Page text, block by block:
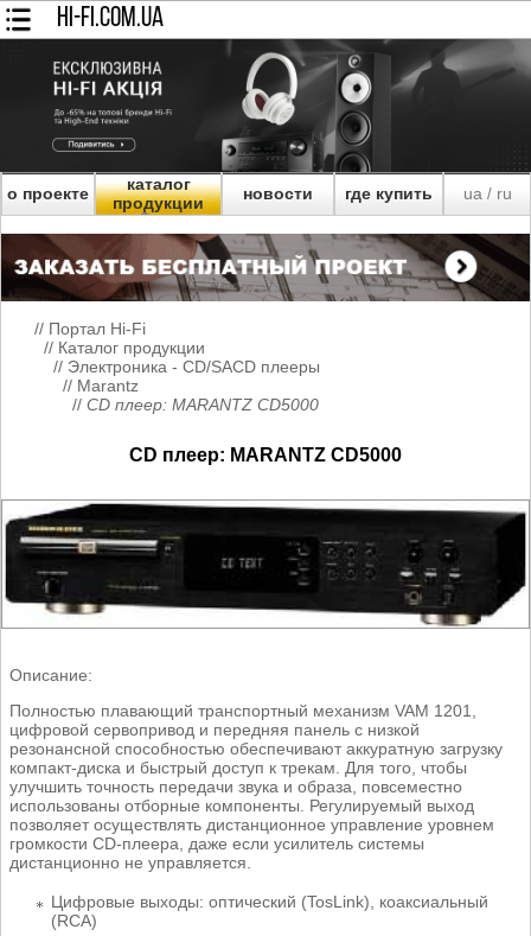
HI-FI.COM.UA
о проекте
каталог
продукции
новости где купить ua/ ru
// Портал Hi-Fi
// Каталог продукции
// Электроника - CD/SACD плееры
// Marantz
// CD плеер: MARANTZ CD5000
CD плеер: MARANTZ CD5000
Описание:
Полностью плавающий транспортный механизм VAM 1201,
цифровой сервопривод и передняя панель с низкой
резонансной способностью обеспечивают аккуратную загрузку
компакт-диска и быстрый доступ к трекам. Для того, чтобы
улучшить точность передачи звука и образа, повсеместно
использованы отборные компоненты. Регулируемый выход
позволяет осуществлять дистанционное управление уровнем
громкости CD-плеера, даже если усилитель системы
дистанционно не управляется.
Цифровые выходы: оптический (TosLink), коаксиальный
(RCA)